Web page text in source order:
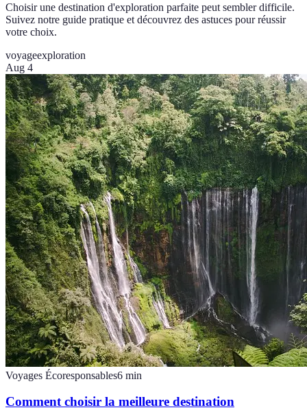
Choisir une destination d'exploration parfaite peut sembler difficile.
Suivez notre guide pratique et découvrez des astuces pour réussir
votre choix.
voyageexploration
Aug 4
Voyages Écoresponsables6 min
Comment choisir la meilleure destination